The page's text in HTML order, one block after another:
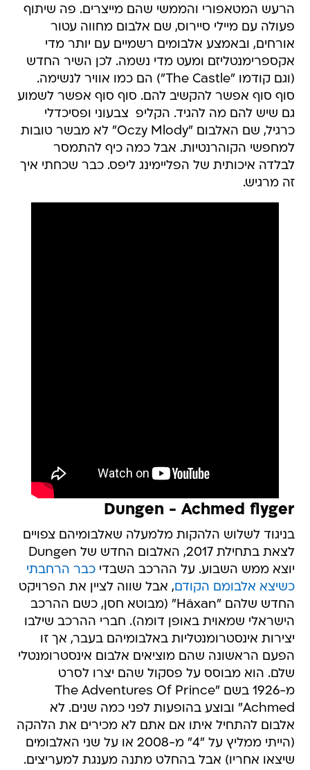
הרעש המטאפורי והממשי שהם מייצרים. פה שיתוף
פעולה עם מיילי סיירוס, שם אלבום מחווה עטור
אורחים, ובאמצע אלבומים רשמיים עם יותר מדי
אקספרימנטליזם ומעט מדי נשמה. לכן השיר החדש
(וגם קודמו "The Castle") הם כמו אוויר לנשימה.
סוף סוף אפשר להקשיב להם. סוף סוף אפשר לשמוע
גם שיש להם מה להגיד. הקליפ  צבעוני ופסיכדלי
כרגיל, שם האלבום "Oczy Mlody" לא מבשר טובות
למחפשי הקוהרנטיות. אבל כמה כיף להתמסר
לבלדה איכותית של הפליימינג ליפס. כבר שכחתי איך
זה מרגיש.
Dungen - Achmed flyger
בניגוד לשלוש הלהקות מלמעלה שאלבומיהם צפויים
לצאת בתחילת 2017, האלבום החדש של Dungen
יוצא ממש השבוע. על ההרכב השבדיכבר הרחבתי
כשיצא אלבומם הקודם, אבל שווה לציין את הפרויקט
החדש שלהם "Häxan" (מבוטא חסן, כשם ההרכב
הישראלי שמאוית באופן דומה). חברי ההרכב שילבו
יצירות אינסטרומנטליות באלבומיהם בעבר, אך זו
הפעם הראשונה שהם מוציאים אלבום אינסטרומנטלי
שלם. הוא מבוסס על פסקול שהם יצרו לסרט
מ-1926 בשם "The Adventures Of Prince
Achmed" ובוצע בהופעות לפני כמה שנים. לא
אלבום להתחיל איתו אם אתם לא מכירים את הלהקה
(הייתי ממליץ על "4" מ-2008 או על שני האלבומים
שיצאו אחריו) אבל בהחלט מתנה מענגת למעריצים.